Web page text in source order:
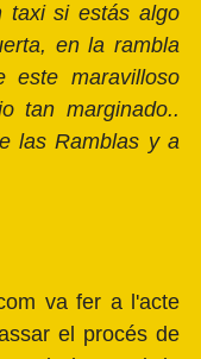
taxi si estás algo
en la rambla
este maravilloso
tan marginado..
las Ramblas y a
va fer a l'acte
el procés de